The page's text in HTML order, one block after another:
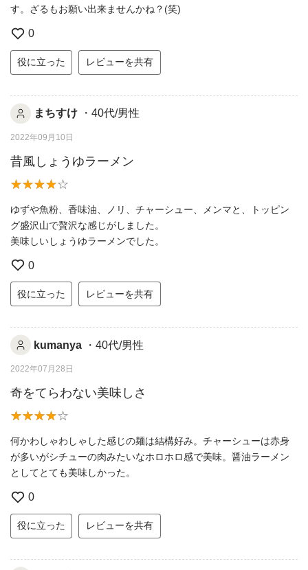
す。ざるもお願い出来ませんかね？(笑)
0
役に立った レビューを共有
まちすけ ・40代/男性
2022年09月10日
昔風しょうゆラーメン
ゆずや魚粉、香味油、ノリ、チャーシュー、メンマと、トッピン
グ盛沢山で贅沢な感じがしました。
美味しいしょうゆラーメンでした。
0
役に立った レビューを共有
kumanya ・40代/男性
2022年07月28日
奇をてらわない美味しさ
何かわしゃわしゃした感じの麺は結構好み。チャーシューは赤身
が多いがシチューの肉みたいなホロホロ感で美味。醤油ラーメン
としてとても美味しかった。
0
役に立った レビューを共有